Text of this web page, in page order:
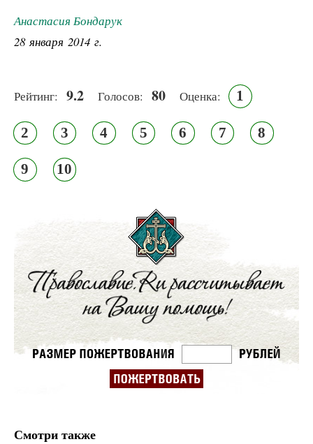
Анастасия Бондарук
28 января 2014 г.
Рейтинг: 9.2 Голосов: 80 Оценка: 1
2 3 4 5 6 7 8
9 10
Смотри также